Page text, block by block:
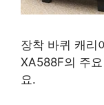
장착 바퀴 캐리
XA588F의 주
요.